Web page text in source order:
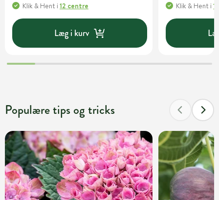
Klik & Hent i 12 centre
Læg i kurv
Klik & Hent i
Populære tips og tricks